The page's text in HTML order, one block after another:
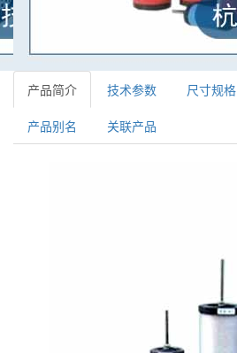
产品简介 技术参数 尺寸规格
产品别名
关联产品